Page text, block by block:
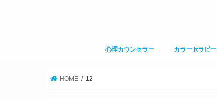
心理カウンセラー カラーセラピー
HOME 12